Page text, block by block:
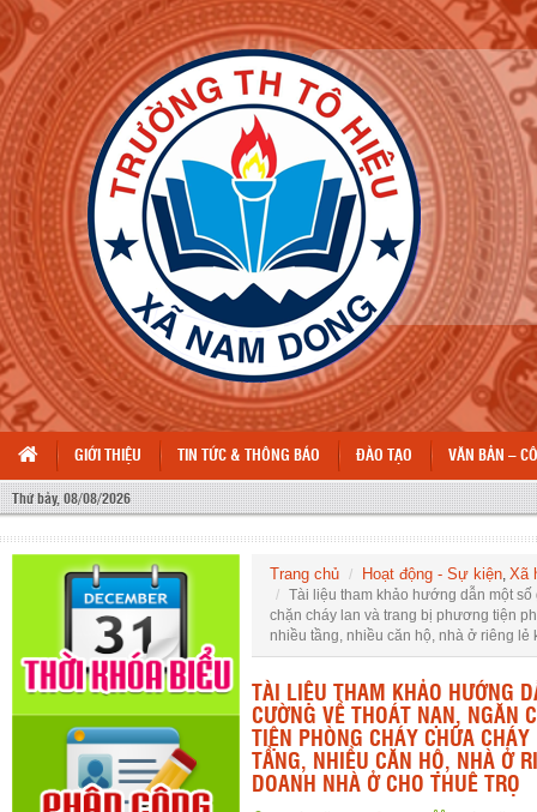
GIỚI THIỆU TIN TỨC & THÔNG BÁO ĐÀO TẠO VĂN BẢN –
Thứ bảy, 08/08/2026
Trang chủ Hoạt động - Sự kiện, Xã
Tài liệu tham khảo hướng dẫn một
chặn cháy lan và trang bị phương tiện
nhiều tầng, nhiều căn hộ, nhà ở riêng
TÀI LIỆU THAM KHẢO HƯỚNG
CƯỜNG VỀ THOÁT NẠN, NGĂN
TIỆN PHÒNG CHÁY CHỮA
TẦNG, NHIỀU CĂN HỘ, NHÀ Ở
DOANH NHÀ Ở CHO THUÊ TRỌ